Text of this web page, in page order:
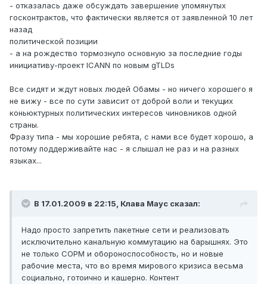
- отказалась даже обсуждать завершение упомянутых
госконтрактов, что фактически является от заявленной 10 лет
назад
политической позиции
- а на рождество тормознуло основную за последние годы
инициативу-проект ICANN по новым gTLDs
Все сидят и ждут новых людей Обамы - но ничего хорошего я
не вижу - все по сути зависит от доброй воли и текущих
коньюктурных политических интересов чиновников одной
страны.
Фразу типа - мы хорошие ребята, с нами все будет хорошо, а
потому поддерживайте нас - я слышал не раз и на разных
языках...
В 17.01.2009 в 22:15, Клава Маус сказал:
Надо просто запретить пакетные сети и реализовать
исключительно канальную коммутацию на барышнях. Это
не только СОРМ и обороноспособность, но и новые
рабочие места, что во время мирового кризиса весьма
социально, готоично и кашерно. Контент